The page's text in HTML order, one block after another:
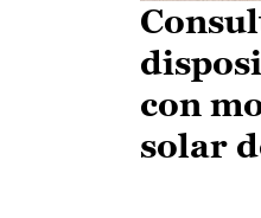
con
solar